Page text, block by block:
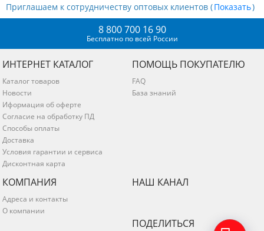
Приглашаем к сотрудничеству оптовых клиентов ( )
8 800 700 16 90
Бесплатно по всей России
ИНТЕРНЕТ КАТАЛОГ
Каталог товаров
Новости
Иформация об оферте
Согласие на обработку ПД
Способы оплаты
Доставка
Условия гарантии и сервиса
Дисконтная карта
ПОМОЩЬ ПОКУПАТЕЛЮ
FAQ
База знаний
КОМПАНИЯ
Адреса и контакты
О компании
НАШ КАНАЛ
ПОДЕЛИТЬСЯ